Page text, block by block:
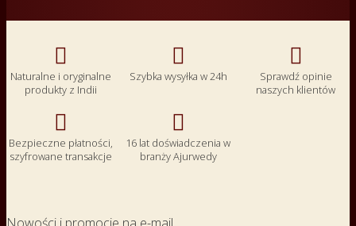

Naturalne i oryginalne
produkty z Indii

Szybka wysyłka w 24h

Sprawdź opinie
naszych klientów

Bezpieczne płatności,
szyfrowane transakcje

16 lat doświadczenia w
branży Ajurwedy